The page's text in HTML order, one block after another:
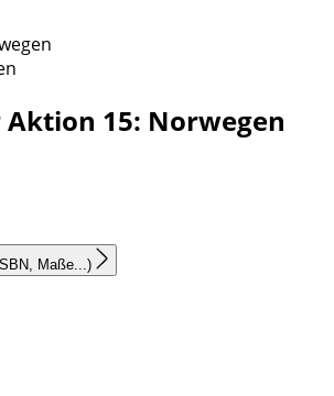
15: Norwegen
Maße...)